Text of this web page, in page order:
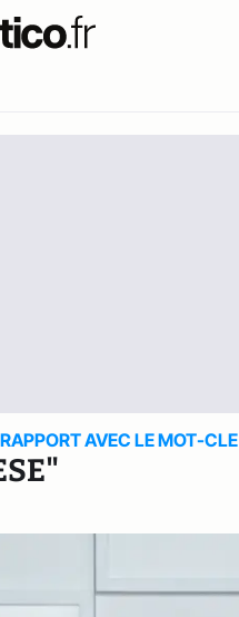
AVEC LE MOT-CLE